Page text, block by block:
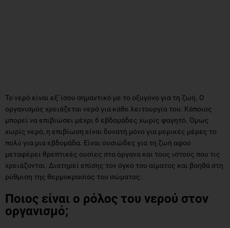
Το νερό είναι εξ' ίσου σημαντικό με το οξυγόνο για τη ζωή. Ο
οργανισμός χρειάζεται νερό για κάθε λειτουργία του. Κάποιος
μπορεί να επιβιώσει μέχρι 6 εβδομάδες χωρίς φαγητό. Όμως
χωρίς νερό, η επιβίωση είναι δυνατή μόνο για μερικές μέρες το
πολύ για μια εβδομάδα. Είναι ουσιώδες για τη ζωή αφού
μεταφέρει θρεπτικές ουσίες στα όργανα και τους ιστούς που τις
χρειάζονται. Διατηρεί επίσης τον όγκο του αίματος και βοηθά στη
ρύθμιση της θερμοκρασίας του σώματος.
Ποιος είναι ο ρόλος του νερού στον
οργανισμό;